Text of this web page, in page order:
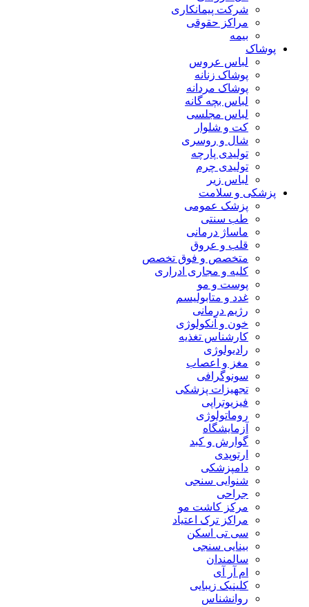
شرکت پیمانکاری
مراکز حقوقی
بیمه
پوشاک
لباس عروس
پوشاک زنانه
پوشاک مردانه
لباس بچه گانه
لباس مجلسی
کت و شلوار
شال و روسری
تولیدی پارچه
تولیدی چرم
لباس زیر
پزشکی و سلامت
پزشک عمومی
طب سنتی
ماساژ درمانی
قلب و عروق
متخصص و فوق تخصص
کلیه و مجاری ادراری
پوست و مو
غدد و متابولیسم
رژیم درمانی
خون و آنکولوژی
کارشناس تغذیه
رادیولوژی
مغز و اعصاب
سونوگرافی
تجهیزات پزشکی
فیزیوتراپی
روماتولوژی
آزمایشگاه
گوارش و کبد
ارتوپدی
دامپزشکی
شنوایی سنجی
جراحی
مرکز کاشت مو
مراکز ترک اعتیاد
سی تی اسکن
بینایی سنجی
سالمندان
ام آر آی
کلینیک زیبایی
روانشناس